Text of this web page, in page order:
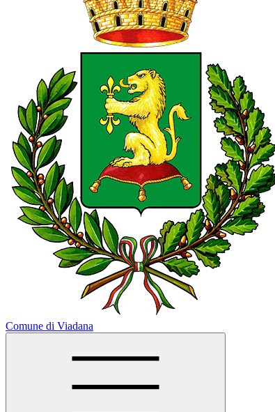
Comune di Viadana